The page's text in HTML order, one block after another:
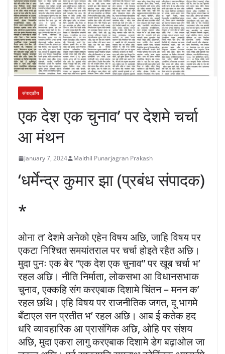
संपादकीय
एक देश एक चुनाव’ पर देशमे चर्चा
आ मंथन
January 7, 2024 Maithil Punarjagran Prakash
‘धर्मेन्द्र कुमार झा (प्रबंध संपादक)
*
ओना त’ देशमे अनेको एहेन विषय अछि, जाहि विषय पर
एकटा निश्चित समयांतराल पर चर्चा होइते रहैत अछि।
मुदा पुनः एक बेर “एक देश एक चुनाव” पर खूब चर्चा भ’
रहल अछि। नीति निर्माता, लोकसभा आ विधानसभाक
चुनाव, एक्कहि संग करएबाक दिशामे चिंतन – मनन क’
रहल छथि। एहि विषय पर राजनीतिक जगत, दू भागमे
बँटाएल सन प्रतीत भ’ रहल अछि। आब ई कतेक हद
धरि व्यावहारिक आ प्रासंगिक अछि, ओहि पर संशय
अछि, मुदा एकरा लागु करएबाक दिशामे डेग बढ़ाओल जा